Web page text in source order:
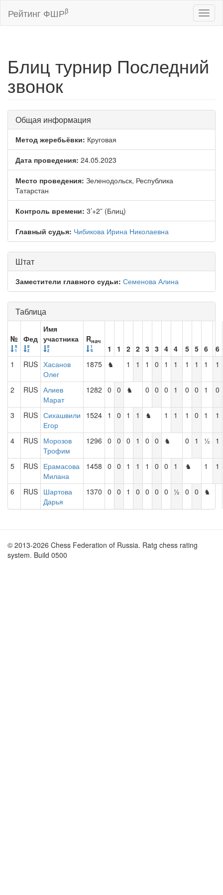
Рейтинг ФШРβ
Блиц турнир Последний
звонок
Общая информация
Метод жеребьёвки: Круговая
Дата проведения: 24.05.2023
Место проведения: Зеленодольск, Республика
Татарстан
Контроль времени: 3’+2” (Блиц)
Главный судья: Чибикова Ирина Николаевна
Штат
Заместители главного судьи: Семенова Алина
Таблица
№ Фед
Имя
участника
Rнач
1 1 2 2 3 3 4 4 5 5 6
6
1
RUS Хасанов
Олег
1875 ♞ 1 1 1 0 1 1 1 1 1 1
2 RUS Алиев
Марат
1282 0 0 ♞ 0 0 0 1 0 0 1 0
3 RUS Сихашвили
Егор
1524 1 0 1 1 ♞ 1 1 1 0 1 1
4 RUS Морозов
Трофим
1296 0 0 0 1 0 0 ♞ 0 1 ½ 1
5 RUS Ерамасова
Милана
1458 0 0 1 1 1 0 0 1 ♞ 1 1
6 RUS Шартова
Дарья
1370 0 0 1 0 0 0 0 ½ 0 0 ♞
© 2013-2026 Chess Federation of Russia. Ratg chess rating
system. Build 0500